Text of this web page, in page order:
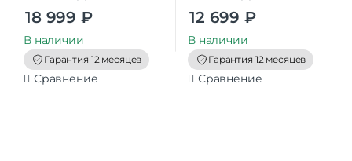
t
o
f
5
18 999 ₽
В наличии
Гарантия 12 месяцев
Сравнение
t
o
f
5
12 699 ₽
В наличии
Гарантия 12 месяцев
Сравнение